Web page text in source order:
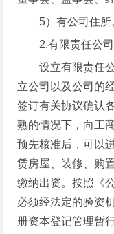
5）有公司住所
2.有限责任公
设立有限责任
立公司以及公司的
签订有关协议确认
熟的情况下，向工
预先核准后，可以
赁房屋、装修、购
缴纳出资。按照《
必须经法定的验资
册资本登记管理暂